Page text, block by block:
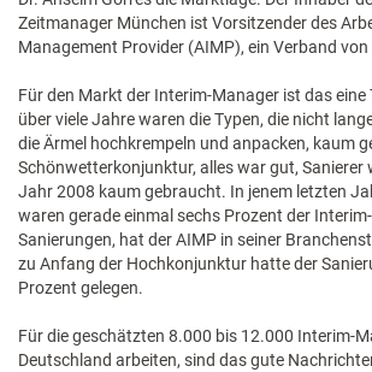
Zeitmanager München ist Vorsitzender des
Management Provider (AIMP), ein Verband
Für den Markt der Interim-Manager ist das eine
über viele Jahre waren die Typen, die nicht
die Ärmel hochkrempeln und anpacken, kaum
Schönwetterkonjunktur, alles war gut, Sanierer
Jahr 2008 kaum gebraucht. In jenem letzten
waren gerade einmal sechs Prozent der
Sanierungen, hat der AIMP in seiner
zu Anfang der Hochkonjunktur hatte der
Prozent gelegen.
Für die geschätzten 8.000 bis 12.000 Interim-
Deutschland arbeiten, sind das gute